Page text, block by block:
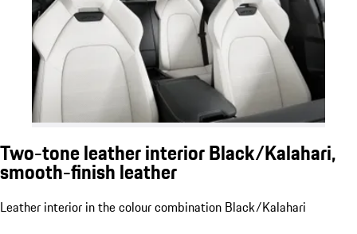
Two-tone leather interior Black/Kalahari,
smooth-finish leather
Leather interior in the colour combination Black/Kalahari